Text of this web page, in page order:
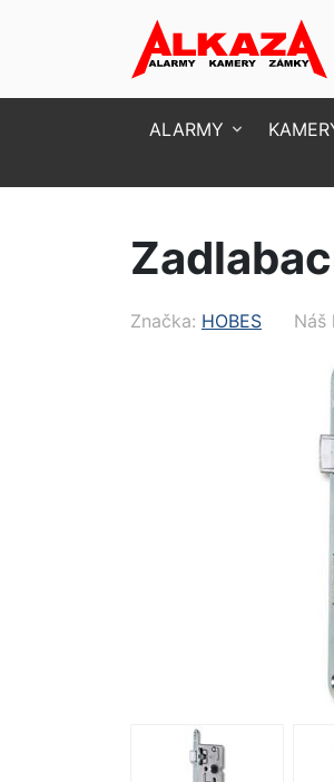
Značka: HOBES Náš
ALARMY